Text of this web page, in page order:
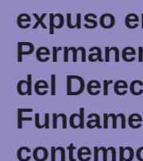
expuso
del